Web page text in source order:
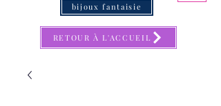
RETOUR À L'ACCUEIL
bijoux fantaisie